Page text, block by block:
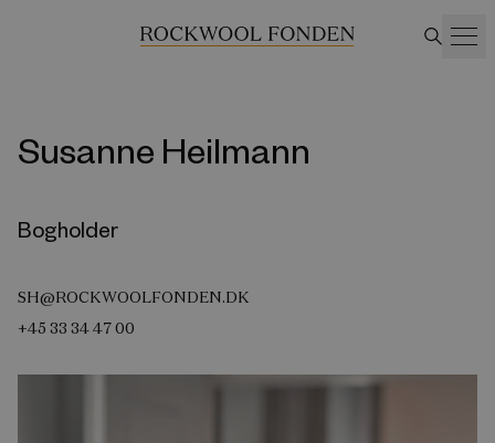
Susanne Heilmann
Bogholder
SH@ROCKWOOLFONDEN.DK
+45 33 34 47 00